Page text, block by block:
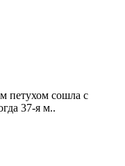
петухом сошла с
37-я м..